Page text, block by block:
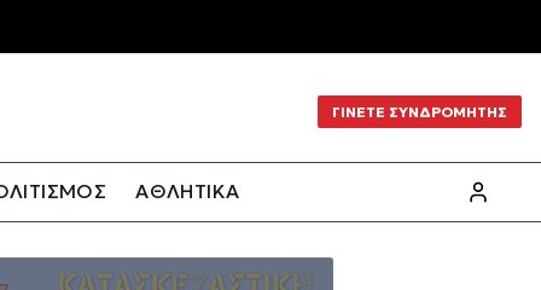
ΓΙΝΕΤΕ ΣΥΝΔΡΟΜΗΤΗΣ
ΑΘΛΗΤΙΚΑ